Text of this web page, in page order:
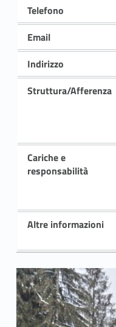
Telefono
Email
Indirizzo
Struttura/Afferenza
Cariche e
responsabilità
Altre informazioni